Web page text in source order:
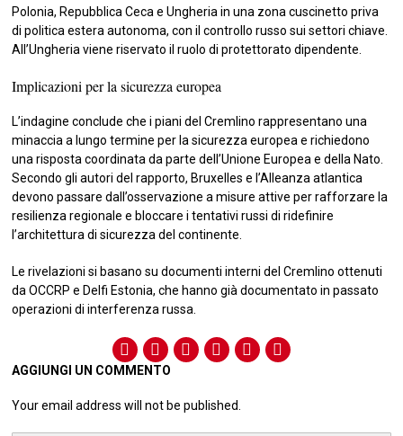
Polonia, Repubblica Ceca e Ungheria in una zona cuscinetto priva
di politica estera autonoma, con il controllo russo sui settori chiave.
All’Ungheria viene riservato il ruolo di protettorato dipendente.
Implicazioni per la sicurezza europea
L’indagine conclude che i piani del Cremlino rappresentano una
minaccia a lungo termine per la sicurezza europea e richiedono
una risposta coordinata da parte dell’Unione Europea e della Nato.
Secondo gli autori del rapporto, Bruxelles e l’Alleanza atlantica
devono passare dall’osservazione a misure attive per rafforzare la
resilienza regionale e bloccare i tentativi russi di ridefinire
l’architettura di sicurezza del continente.
Le rivelazioni si basano su documenti interni del Cremlino ottenuti
da OCCRP e Delfi Estonia, che hanno già documentato in passato
operazioni di interferenza russa.
AGGIUNGI UN COMMENTO
Your email address will not be published.